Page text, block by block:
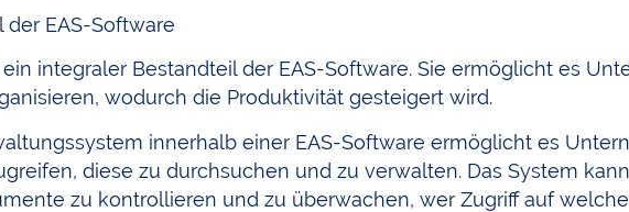
EAS-Software
integraler Bestandteil der EAS-Software. Sie ermöglicht es
wodurch die Produktivität gesteigert wird.
innerhalb einer EAS-Software ermöglicht es
diese zu durchsuchen und zu verwalten. Das System
zu kontrollieren und zu überwachen, wer Zugriff auf